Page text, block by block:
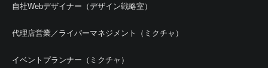
自社Webデザイナー（デザイン戦略室）
代理店営業／ライバーマネジメント（ミクチャ）
イベントプランナー（ミクチャ）